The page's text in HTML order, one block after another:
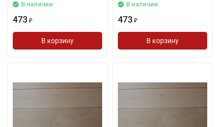
В наличии
473 ₽
В корзину
В наличии
473 ₽
В корзину